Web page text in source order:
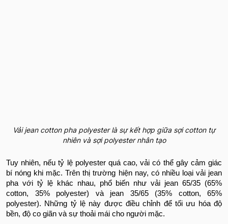
Vải jean cotton pha polyester là sự kết hợp giữa sợi cotton tự
nhiên và sợi polyester nhân tạo
Tuy nhiên, nếu tỷ lệ polyester quá cao, vải có thể gây cảm giác
bí nóng khi mặc. Trên thị trường hiện nay, có nhiều loại vải jean
pha với tỷ lệ khác nhau, phổ biến như vải jean 65/35 (65%
cotton, 35% polyester) và jean 35/65 (35% cotton, 65%
polyester). Những tỷ lệ này được điều chỉnh để tối ưu hóa độ
bền, độ co giãn và sự thoải mái cho người mặc.